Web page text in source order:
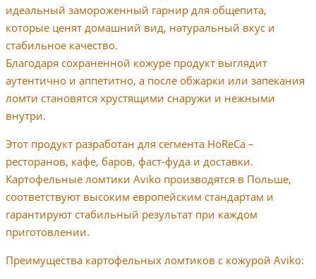
идеальный замороженный гарнир для общепита,
которые ценят домашний вид, натуральный вкус и
стабильное качество.
Благодаря сохраненной кожуре продукт выглядит
аутентично и аппетитно, а после обжарки или запекания
ломти становятся хрустящими снаружи и нежными
внутри.
Этот продукт разработан для сегмента HoReCa –
ресторанов, кафе, баров, фаст-фуда и доставки.
Картофельные ломтики Aviko производятся в Польше,
соответствуют высоким европейским стандартам и
гарантируют стабильный результат при каждом
приготовлении.
Преимущества картофельных ломтиков с кожурой Aviko: